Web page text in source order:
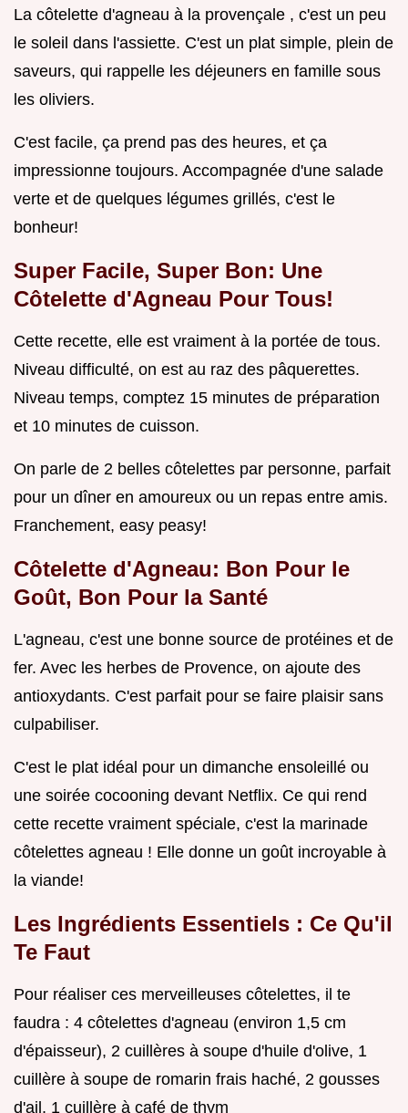
La côtelette d'agneau à la provençale , c'est un peu
le soleil dans l'assiette. C'est un plat simple, plein de
saveurs, qui rappelle les déjeuners en famille sous
les oliviers.
C'est facile, ça prend pas des heures, et ça
impressionne toujours. Accompagnée d'une salade
verte et de quelques légumes grillés, c'est le
bonheur!
Super Facile, Super Bon: Une
Côtelette d'Agneau Pour Tous!
Cette recette, elle est vraiment à la portée de tous.
Niveau difficulté, on est au raz des pâquerettes.
Niveau temps, comptez 15 minutes de préparation
et 10 minutes de cuisson.
On parle de 2 belles côtelettes par personne, parfait
pour un dîner en amoureux ou un repas entre amis.
Franchement, easy peasy!
Côtelette d'Agneau: Bon Pour le
Goût, Bon Pour la Santé
L'agneau, c'est une bonne source de protéines et de
fer. Avec les herbes de Provence, on ajoute des
antioxydants. C'est parfait pour se faire plaisir sans
culpabiliser.
C'est le plat idéal pour un dimanche ensoleillé ou
une soirée cocooning devant Netflix. Ce qui rend
cette recette vraiment spéciale, c'est la marinade
côtelettes agneau ! Elle donne un goût incroyable à
la viande!
Les Ingrédients Essentiels : Ce Qu'il
Te Faut
Pour réaliser ces merveilleuses côtelettes, il te
faudra : 4 côtelettes d'agneau (environ 1,5 cm
d'épaisseur), 2 cuillères à soupe d'huile d'olive, 1
cuillère à soupe de romarin frais haché, 2 gousses
d'ail, 1 cuillère à café de thym